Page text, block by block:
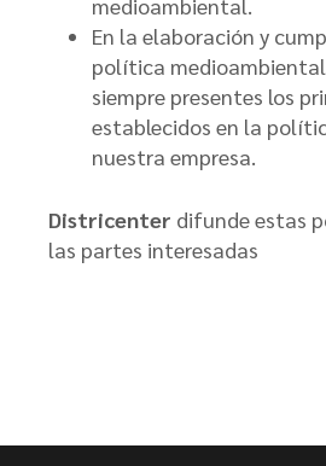
En la elaboración y
política
siempre presentes los
establecidos en la
nuestra empresa.
Districenter difunde estas
las partes interesadas